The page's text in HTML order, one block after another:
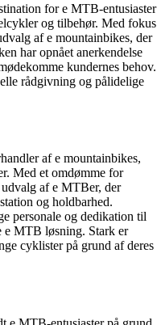
for e MTB-entusiaster
og tilbehør. Med fokus
af e mountainbikes, der
har opnået anerkendelse
kundernes behov.
rådgivning og pålidelige
af e mountainbikes,
Med et omdømme for
af e MTBer, der
og holdbarhed.
personale og dedikation til
e MTB løsning. Stark er
cyklister på grund af deres